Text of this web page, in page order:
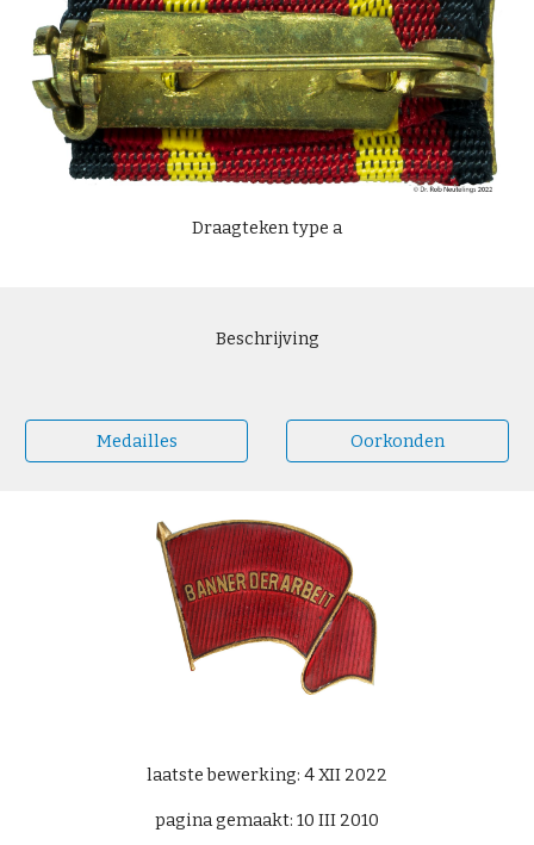
Draagteken type a
Beschrijving
Medailles Oorkonden
laatste bewerking: 4 XII 2022
pagina gemaakt: 10 III 2010